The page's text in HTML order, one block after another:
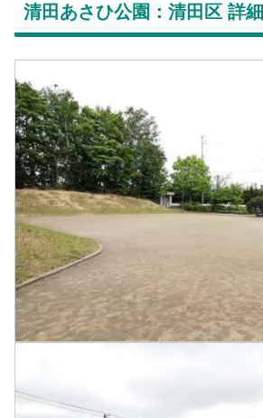
清田あさひ公園：清田区 詳細